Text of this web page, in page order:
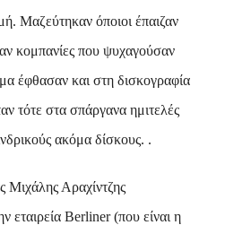
Μαζεύτηκαν όποιοι έπαιζαν
κομπανίες που ψυχαγούσαν
έφθασαν και στη δισκογραφία
τότε στα σπάργανα ημιτελές
ακόμα δίσκους. .
Μιχάλης Αραχίντζης
εταιρεία Βerliner (που είναι η